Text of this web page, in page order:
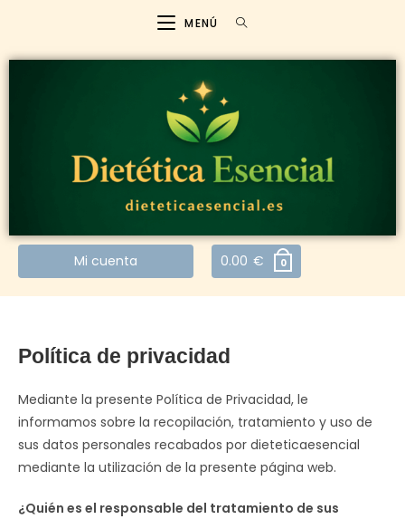
MENÚ
Mi cuenta 0.00 € 0
Política de privacidad
Mediante la presente Política de Privacidad, le
informamos sobre la recopilación, tratamiento y uso de
sus datos personales recabados por dieteticaesencial
mediante la utilización de la presente página web.
¿Quién es el responsable del tratamiento de sus